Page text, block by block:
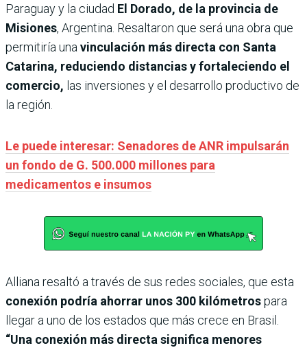
Paraguay y la ciudad El Dorado, de la provincia de
Misiones, Argentina. Resaltaron que será una obra que
permitiría una vinculación más directa con Santa
Catarina, reduciendo distancias y fortaleciendo el
comercio, las inversiones y el desarrollo productivo de
la región.
Le puede interesar: Senadores de ANR impulsarán
un fondo de G. 500.000 millones para
medicamentos e insumos
Alliana resaltó a través de sus redes sociales, que esta
conexión podría ahorrar unos 300 kilómetrospara
llegar a uno de los estados que más crece en Brasil.
“Una conexión más directa significa menores